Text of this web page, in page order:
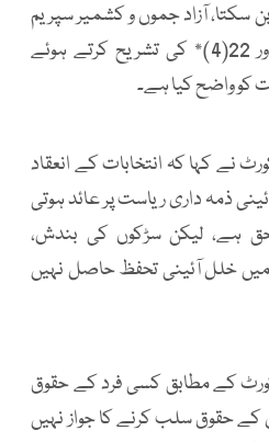
سکتا، آزاد جموں و کشمیر سپریم
کورٹ نے *آرٹیکل 22(3) اور 22(4)* کی تشریح کرتے ہوئے
کو واضح کیا ہے۔
نے کہا کہ انتخابات کے انعقاد
ذمہ داری ریاست پر عائد ہوتی
حق ہے، لیکن سڑکوں کی بندش،
خلل آئینی تحفظ حاصل نہیں
کے مطابق کسی فرد کے حقوق
حقوق سلب کرنے کا جواز نہیں